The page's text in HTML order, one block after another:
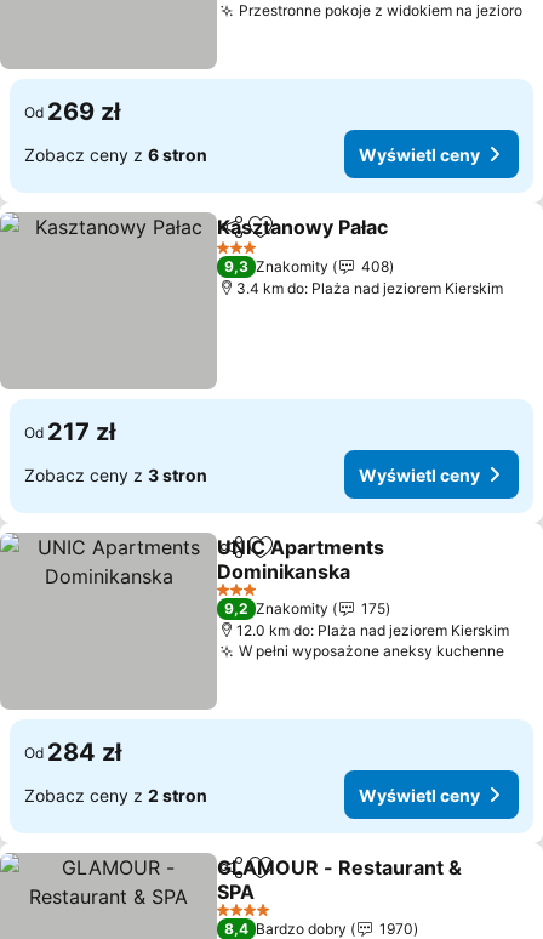
Przestronne pokoje z widokiem na jezioro
Od 269 zł
Zobacz ceny z 6 stron Wyświetl ceny
UdostępnijDodaj do ulubionych
Kasztanowy Pałac
3 Kategoria
9,3 Znakomity
408
3.4 km do: Plaża nad jeziorem Kierskim
Od 217 zł
Zobacz ceny z 3 stron Wyświetl ceny
Udostępnij
Dodaj do ulubionych
UNIC Apartments
Dominikanska
3 Kategoria
9,2 Znakomity
175
12.0 km do: Plaża nad jeziorem Kierskim
W pełni wyposażone aneksy kuchenne
Od 284 zł
Zobacz ceny z 2 stron Wyświetl ceny
Udostępnij
Dodaj do ulubionych
GLAMOUR - Restaurant &
SPA
4 Kategoria
8,4 Bardzo dobry
1970